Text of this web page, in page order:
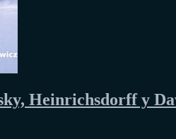
Heinrichsdorff y